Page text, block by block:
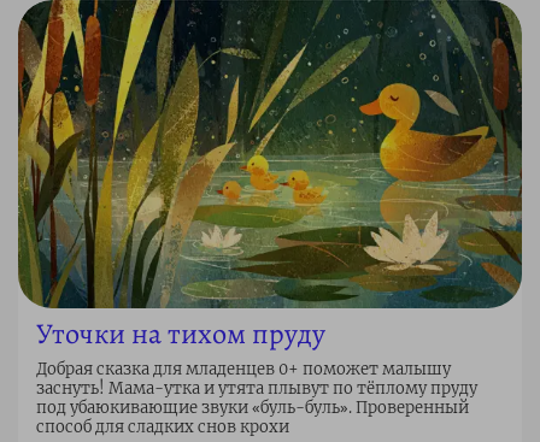
Уточки на тихом пруду
Добрая сказка для младенцев 0+ поможет малышу
заснуть! Мама-утка и утята плывут по тёплому пруду
под убаюкивающие звуки «буль-буль». Проверенный
способ для сладких снов крохи